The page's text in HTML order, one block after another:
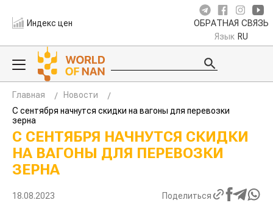
Индекс цен ОБРАТНАЯ СВЯЗЬ
Язык RU
Главная
Новости
С сентября начнутся скидки на вагоны для перевозки
зерна
С СЕНТЯБРЯ НАЧНУТСЯ СКИДКИ
НА ВАГОНЫ ДЛЯ ПЕРЕВОЗКИ
ЗЕРНА
18.08.2023 Поделиться